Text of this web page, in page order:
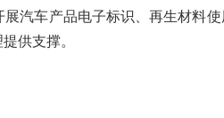
汽车产品电子标识、再生材料
供支撑。